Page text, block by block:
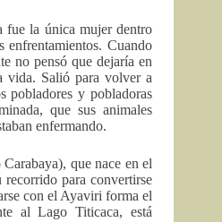
fue la única mujer dentro
enfrentamientos. Cuando
no pensó que dejaría en
Salió para volver a
pobladores y pobladoras
que sus animales
enfermando.
que nace en el
para convertirse
con el Ayaviri forma el
al Lago Titicaca, está